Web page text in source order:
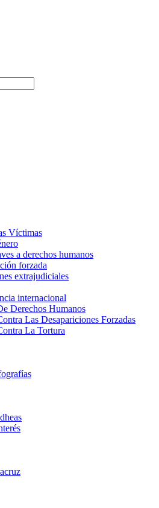
Víctimas
a derechos humanos
forzada​
extrajudiciales
internacional
Derechos Humanos​
Las Desapariciones Forzadas
La Tortura​